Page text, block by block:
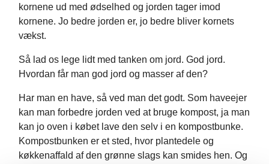
kornene ud med ødselhed og jorden tager imod
kornene. Jo bedre jorden er, jo bedre bliver kornets
vækst.
Så lad os lege lidt med tanken om jord. God jord.
Hvordan får man god jord og masser af den?
Har man en have, så ved man det godt. Som haveejer
kan man forbedre jorden ved at bruge kompost, ja man
kan jo oven i købet lave den selv i en kompostbunke.
Kompostbunken er et sted, hvor plantedele og
køkkenaffald af den grønne slags kan smides hen. Og